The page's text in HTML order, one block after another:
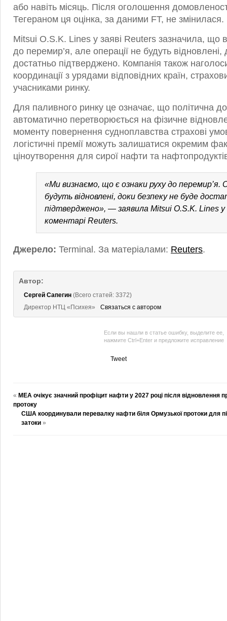
або навіть місяць. Після оголошення
Тегераном ця оцінка, за даними FT, не змінилася.
Mitsui O.S.K. Lines у заяві Reuters зазначила, що
до перемир’я, але операції не будуть
достатньо підтверджено. Компанія також
координації з урядами відповідних країн,
учасниками ринку.
Для паливного ринку це означає, що політична
автоматично перетворюється на фізичне
моменту повернення судноплавства страхові
логістичні премії можуть залишатися окремим
ціноутворення для сирої нафти та
«Ми визнаємо, що є ознаки руху до перемир’я.
будуть відновлені, доки безпеку не буде
підтверджено», — заявила Mitsui O.S.K. Lines
коментарі Reuters.
Джерело: Terminal. За матеріалами: Reuters.
Автор:
Сергей Сапегин (Всего статей: 3372)
Директор НТЦ «Психея»
Связаться с автором
Если вы нашли в статье ошибку, выделите ее,
нажмите Ctrl+Enter и предложите исправление
Tweet
« МЕА очікує значний профіцит нафти у 2027 році після відновлення
протоку
США координували перевалку нафти біля Ормузької протоки для
затоки »